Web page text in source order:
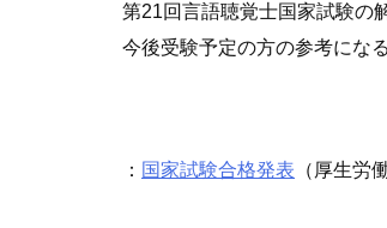
第21回言語聴覚士国家試験の
今後受験予定の方の参考にな
： 国家試験合格発表 （厚生労